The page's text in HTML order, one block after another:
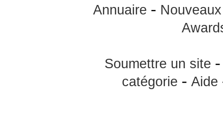
Annuaire -
Soumettre un site
catégorie - Aide